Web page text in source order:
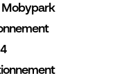
Mobypark